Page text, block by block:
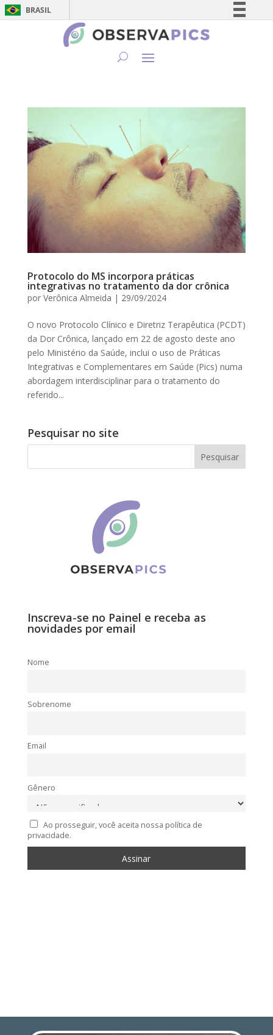
BRASIL
Simplifique!
Protocolo do MS incorpora práticas
integrativas no tratamento da dor crônica
por Verônica Almeida | 29/09/2024
O novo Protocolo Clínico e Diretriz Terapêutica (PCDT)
da Dor Crônica, lançado em 22 de agosto deste ano
pelo Ministério da Saúde, inclui o uso de Práticas
Integrativas e Complementares em Saúde (Pics) numa
abordagem interdisciplinar para o tratamento do
referido...
Pesquisar no site
Inscreva-se no Painel e receba as
novidades por email
Nome
Sobrenome
Email
Gênero
Ao prosseguir, você aceita nossa política de
privacidade.